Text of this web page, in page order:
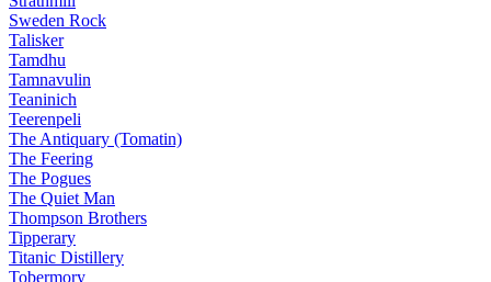
Sweden Rock
Talisker
Tamdhu
Tamnavulin
Teaninich
Teerenpeli
The Antiquary (Tomatin)
The Feering
The Pogues
The Quiet Man
Thompson Brothers
Tipperary
Titanic Distillery
Tobermory